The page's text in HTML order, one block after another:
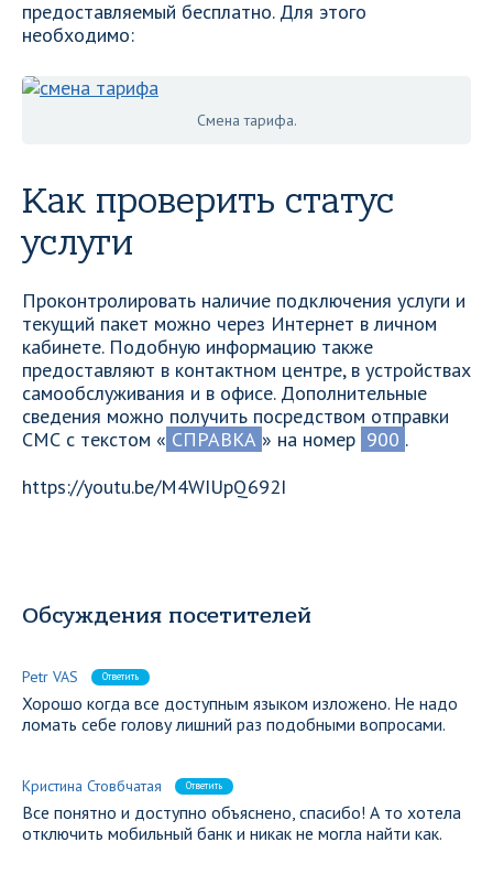
предоставляемый бесплатно. Для этого
необходимо:
Смена тарифа.
Как проверить статус
услуги
Проконтролировать наличие подключения услуги и
текущий пакет можно через Интернет в личном
кабинете. Подобную информацию также
предоставляют в контактном центре, в устройствах
самообслуживания и в офисе. Дополнительные
сведения можно получить посредством отправки
СМС с текстом « СПРАВКА » на номер 900 .
https://youtu.be/M4WIUpQ692I
Обсуждения посетителей
Petr VAS Ответить
Хорошо когда все доступным языком изложено. Не надо
ломать себе голову лишний раз подобными вопросами.
Кристина Стовбчатая Ответить
Все понятно и доступно объяснено, спасибо! А то хотела
отключить мобильный банк и никак не могла найти как.